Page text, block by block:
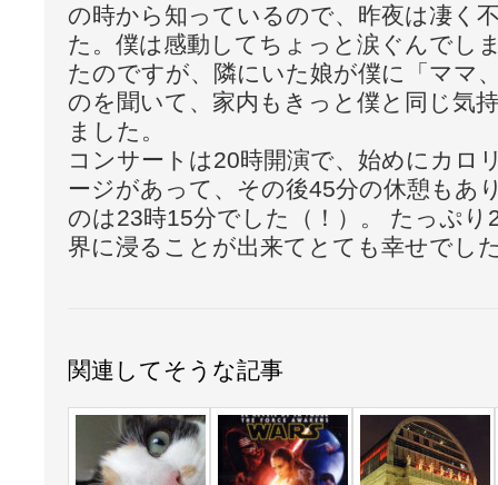
の時から知っているので、昨夜は凄く
た。僕は感動してちょっと涙ぐんでし
たのですが、隣にいた娘が僕に「ママ
のを聞いて、家内もきっと僕と同じ気
ました。
コンサートは20時開演で、始めにカロ
ージがあって、その後45分の休憩もあ
のは23時15分でした（！）。 たっぷり
界に浸ることが出来てとても幸せでし
関連してそうな記事